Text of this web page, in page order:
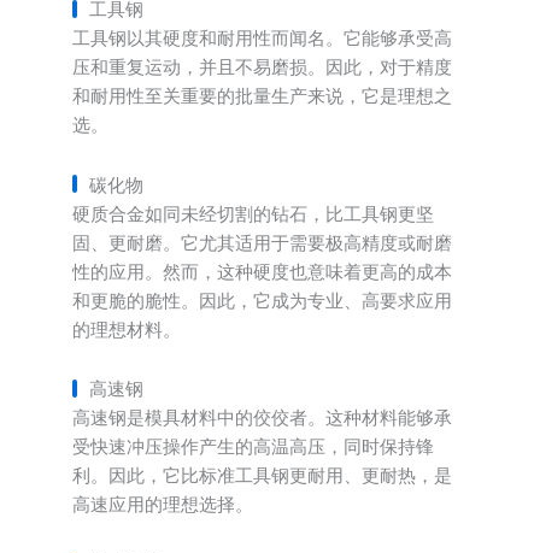
工具钢
工具钢以其硬度和耐用性而闻名。它能够承受高
压和重复运动，并且不易磨损。因此，对于精度
和耐用性至关重要的批量生产来说，它是理想之
选。
碳化物
硬质合金如同未经切割的钻石，比工具钢更坚
固、更耐磨。它尤其适用于需要极高精度或耐磨
性的应用。然而，这种硬度也意味着更高的成本
和更脆的脆性。因此，它成为专业、高要求应用
的理想材料。
高速钢
高速钢是模具材料中的佼佼者。这种材料能够承
受快速冲压操作产生的高温高压，同时保持锋
利。因此，它比标准工具钢更耐用、更耐热，是
高速应用的理想选择。